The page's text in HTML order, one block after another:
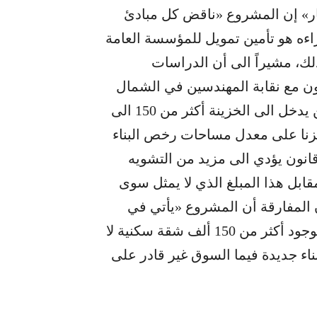
إن المشروع «ناقض كل مبادئ
هو تأمين تمويل للمؤسسة العامة
مشيراً الى أن الدراسات
مع نقابة المهندسين في الشمال
والتنظيم المدني تشير الى أن إقرار المشروع لن يدخل الى الخزينة أكثر من 150 الى
على معدل مساحات رخص البناء
يؤدي الى مزيد من التشويه
مقابل هذا المبلغ الذي لا يمثل سوى
أن المشروع «يأتي في
وقت يشهد فيه السوق العقاري تراجعا ملحوظا بوجود أكثر من 150 ألف شقة سكنية لا
جديدة فيما السوق غير قادر على